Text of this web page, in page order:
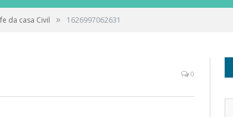
da casa Civil » 1626997062631
0